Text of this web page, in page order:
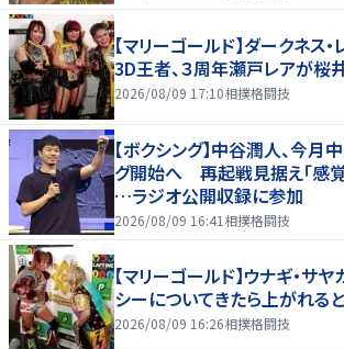
【マリーゴールド】ダークネス
3D王者、３周年瀬戸レアが桜
2026/08/09 17:10相撲格闘技
【ボクシング】中谷潤人、今月
グ開始へ 再起戦見据え「感覚
…ラジオ公開収録に参加
2026/08/09 16:41 相撲格闘技
【マリーゴールド】ウナギ・サ
シーについてきたら上がれると
2026/08/09 16:26相撲格闘技